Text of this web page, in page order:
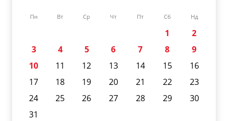
Пн Вт Ср Чт Пт Сб Нд
1
2
3
4 5 6 7 8
9
10
11 12 13 14 15
16
17
18 19 20 21 22
23
24
25 26 27 28 29
30
31